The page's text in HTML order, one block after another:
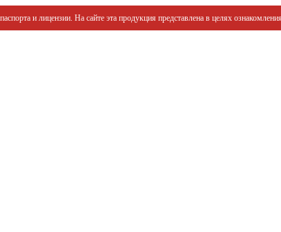
и лицензии. На сайте эта продукция представлена в целях